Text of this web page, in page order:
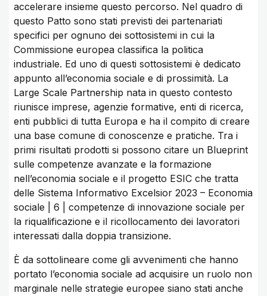
accelerare insieme questo percorso. Nel quadro di
questo Patto sono stati previsti dei partenariati
specifici per ognuno dei sottosistemi in cui la
Commissione europea classifica la politica
industriale. Ed uno di questi sottosistemi è dedicato
appunto all’economia sociale e di prossimità. La
Large Scale Partnership nata in questo contesto
riunisce imprese, agenzie formative, enti di ricerca,
enti pubblici di tutta Europa e ha il compito di creare
una base comune di conoscenze e pratiche. Tra i
primi risultati prodotti si possono citare un Blueprint
sulle competenze avanzate e la formazione
nell’economia sociale e il progetto ESIC che tratta
delle Sistema Informativo Excelsior 2023 – Economia
sociale | 6 | competenze di innovazione sociale per
la riqualificazione e il ricollocamento dei lavoratori
interessati dalla doppia transizione.
È da sottolineare come gli avvenimenti che hanno
portato l’economia sociale ad acquisire un ruolo non
marginale nelle strategie europee siano stati anche